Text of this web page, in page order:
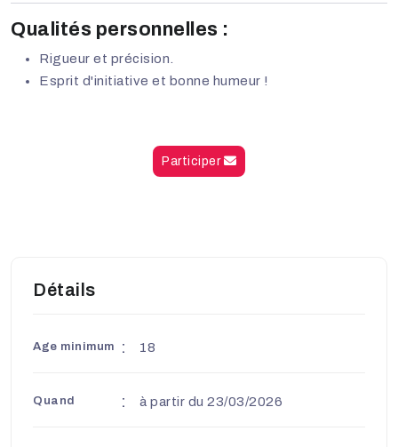
Qualités personnelles :
Rigueur et précision.
Esprit d'initiative et bonne humeur !
Participer
Détails
Age minimum 18
Quand à partir du 23/03/2026